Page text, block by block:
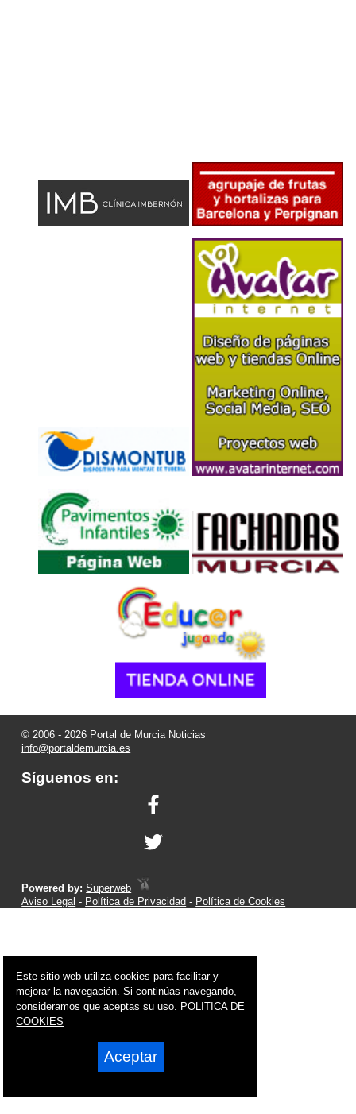
© 2006 - 2026 Portal de Murcia Noticias
info@portaldemurcia.es
Síguenos en:
Powered by:Superweb
Aviso Legal - Política de Privacidad - Política de Cookies
Este sitio web utiliza cookies para facilitar y
mejorar la navegación. Si continúas navegando,
consideramos que aceptas su uso. POLITICA DE
COOKIES
Aceptar